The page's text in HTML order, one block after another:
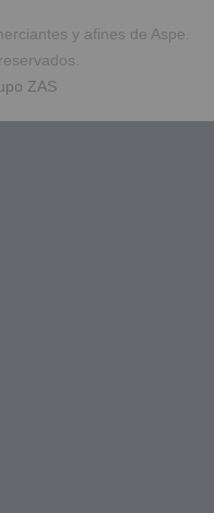
y afines de Aspe.
ZAS